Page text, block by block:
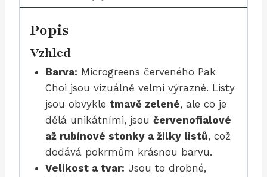
množství
Popis
Vzhled
Barva: Microgreens červeného Pak
Choi jsou vizuálně velmi výrazné. Listy
jsou obvykle tmavě zelené, ale co je
dělá unikátními, jsou červenofialové
až rubínové stonky a žilky listů, což
dodává pokrmům krásnou barvu.
Velikost a tvar: Jsou to drobné,